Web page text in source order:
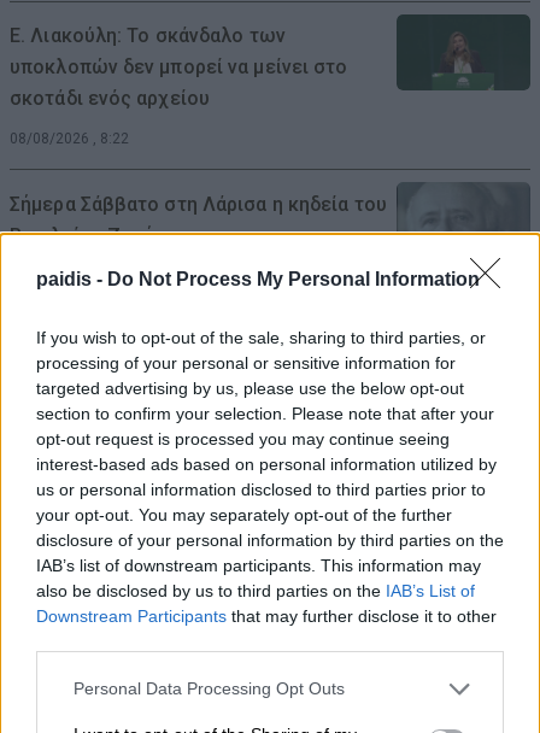
paidis - Do Not Process My Personal Information
If you wish to opt-out of the sale, sharing to third parties, or
processing of your personal or sensitive information for
targeted advertising by us, please use the below opt-out
section to confirm your selection. Please note that after your
opt-out request is processed you may continue seeing
interest-based ads based on personal information utilized by
us or personal information disclosed to third parties prior to
your opt-out. You may separately opt-out of the further
disclosure of your personal information by third parties on the
IAB’s list of downstream participants. This information may
also be disclosed by us to third parties on the IAB’s List of
Downstream Participants that may further disclose it to other
Personal Data Processing Opt Outs
Ε. Λιακούλη: Το σκάνδαλο των
υποκλοπών δεν μπορεί να μείνει στο
σκοτάδι ενός αρχείου
08/08/2026 , 8:22
Σήμερα Σάββατο στη Λάρισα η κηδεία του
Βασιλείου Ζμπήτα
08/08/2026 , 8:12
Β. Κόκκαλης: Μια ψηφιακή εφαρμογή δεν
σβήνει τις κυβερνητικές ευθύνες – Το
σκάνδαλο των βοσκοτόπων συνεχίζεται!
08/08/2026 , 7:57
Κ. Αγοραστός: Σκιές για το κόστος, τους
όρους, τον τρόπο και τον φορέα
δημοπράτησης των κολυμβητικών
δεξαμενών